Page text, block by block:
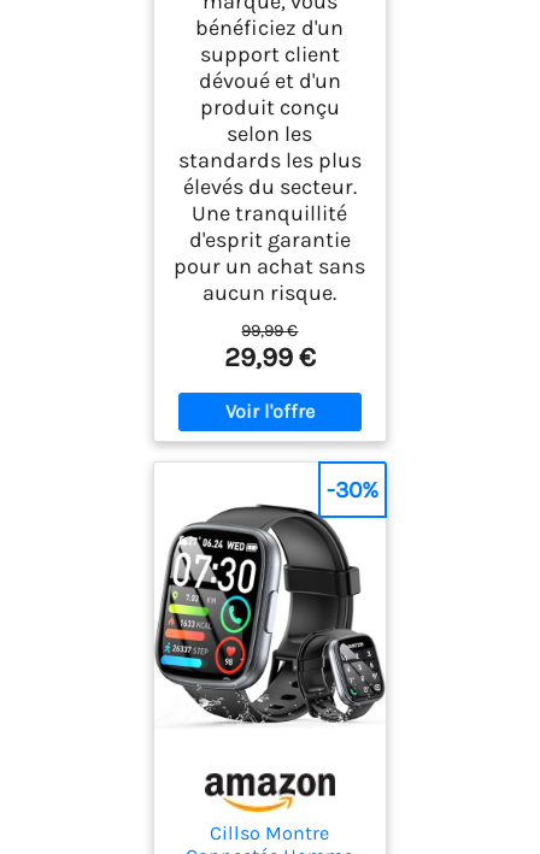
bénéficiez d'un
support client
dévoué et d'un
produit conçu
selon les
standards les plus
élevés du secteur.
Une tranquillité
d'esprit garantie
pour un achat sans
aucun risque.
99,99 €
29,99 €
Cillso Montre
-30%